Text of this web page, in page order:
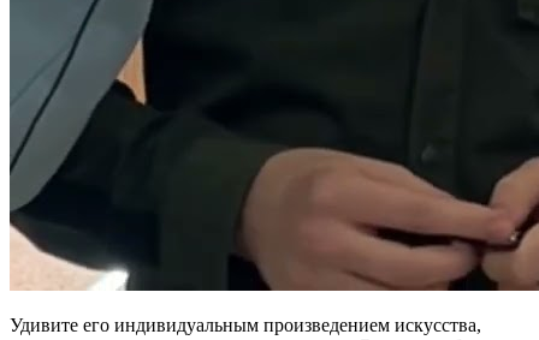
Удивите его индивидуальным произведением искусства,